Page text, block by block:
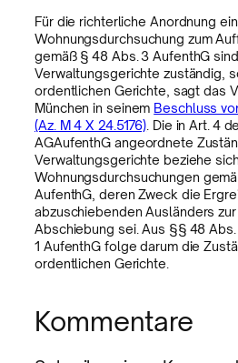
Für die richterliche Anordnung
Wohnungsdurchsuchung zum
gemäß § 48 Abs. 3 AufenthG
Verwaltungsgerichte zuständig,
ordentlichen Gerichte, sagt das
München in seinem Beschluss
(Az. M 4 X 24.5176) . Die in Art. 4
AGAufenthG angeordnete
Verwaltungsgerichte beziehe
Wohnungsdurchsuchungen
AufenthG, deren Zweck die
abzuschiebenden Ausländers
Abschiebung sei. Aus §§ 48 Abs.
1 AufenthG folge darum die
ordentlichen Gerichte.
Kommentare